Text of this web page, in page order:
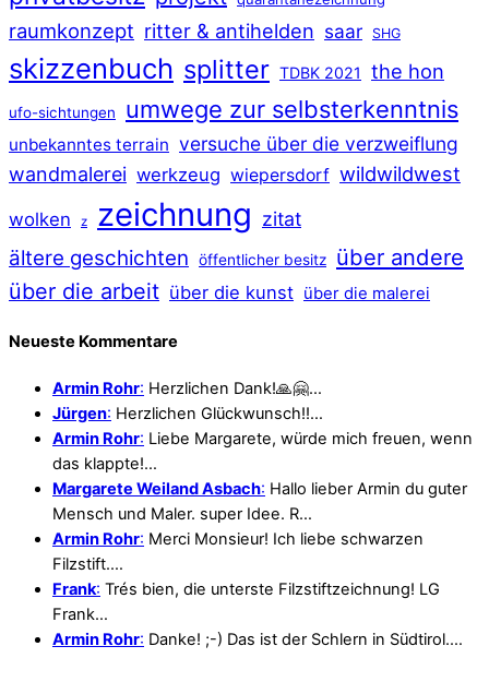
raumkonzept ritter & antihelden saar SHG
skizzenbuch splitter TDBK 2021 the hon
ufo-sichtungen umwege zur selbsterkenntnis
unbekanntes terrain versuche über die verzweiflung
wandmalerei werkzeug wiepersdorf wildwildwest
wolken z zeichnung zitat
ältere geschichten öffentlicher besitz über andere
über die arbeit über die kunst über die malerei
Neueste Kommentare
Armin Rohr: Herzlichen Dank!🙏🤗…
Jürgen: Herzlichen Glückwunsch!!…
Armin Rohr: Liebe Margarete, würde mich freuen, wenn
das klappte!…
Margarete Weiland Asbach: Hallo lieber Armin du guter
Mensch und Maler. super Idee. R…
Armin Rohr: Merci Monsieur! Ich liebe schwarzen
Filzstift.…
Frank: Trés bien, die unterste Filzstiftzeichnung! LG
Frank…
Armin Rohr: Danke! ;-) Das ist der Schlern in Südtirol.…